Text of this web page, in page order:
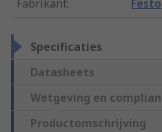
Fabrikant: Festo
Specificaties
Datasheets
Wetgeving en
Productomschrijving